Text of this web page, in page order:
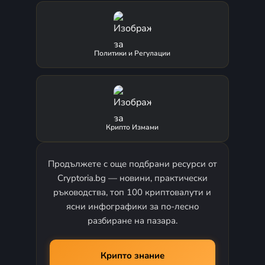
Подобни новини трябва да се четат
внимателно, защото при алткойните
цената често се движи не само от
фундамент, а и от ликвидност,
очаквания, маркетинг и краткотрайни
пазарни тенденции.
Алткойн пазарът има значение, защото
често служи като поле за
експериментиране, където се тестват
нови модели за координация,
финансиране и дигитална собственост.
инфраструктурни идеи, нови
Политики и Регулации
Крипто Измами
Продължете с още подбрани ресурси от
Cryptoria.bg — новини, практически
ръководства, топ 100 криптовалути и
ясни инфографики за по-лесно
разбиране на пазара.
Крипто знание